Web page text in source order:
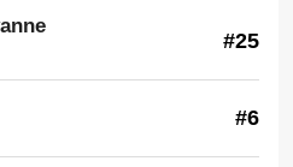
#25
#6